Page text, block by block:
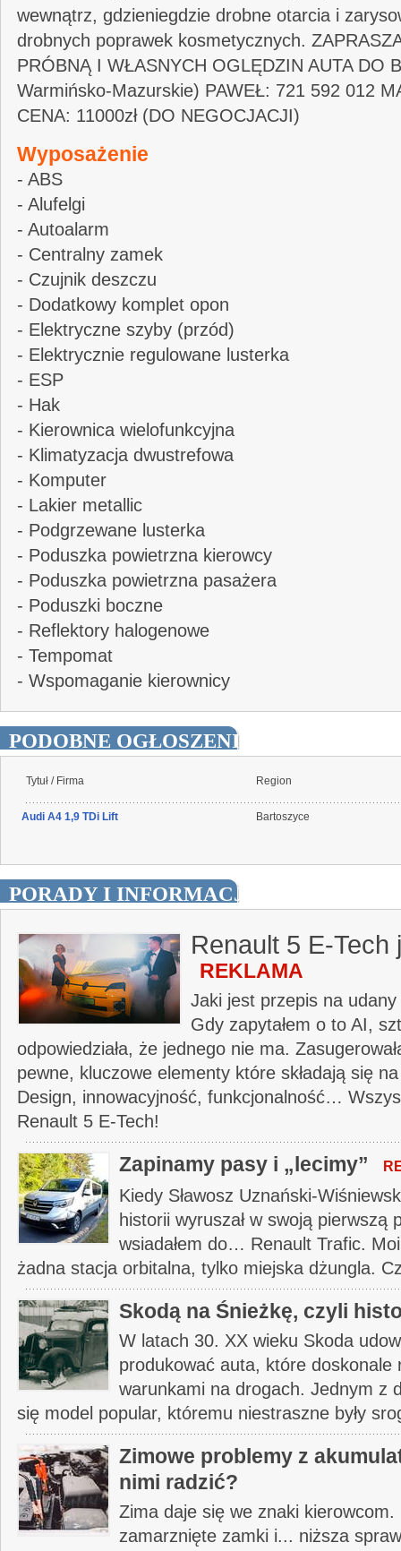
wewnątrz, gdzieniegdzie drobne otarcia i
drobnych poprawek kosmetycznych.
PRÓBNĄ I WŁASNYCH OGLĘDZIN AUTA DO
Warmińsko-Mazurskie) PAWEŁ: 721 592 012
CENA: 11000zł (DO NEGOCJACJI)
Wyposażenie
- ABS
- Alufelgi
- Autoalarm
- Centralny zamek
- Czujnik deszczu
- Dodatkowy komplet opon
- Elektryczne szyby (przód)
- Elektrycznie regulowane lusterka
- ESP
- Hak
- Kierownica wielofunkcyjna
- Klimatyzacja dwustrefowa
- Komputer
- Lakier metallic
- Podgrzewane lusterka
- Poduszka powietrzna kierowcy
- Poduszka powietrzna pasażera
- Poduszki boczne
- Reflektory halogenowe
- Tempomat
- Wspomaganie kierownicy
PODOBNE OGŁOSZENIA
Tytuł / Firma Region
Audi A4 1,9 TDi Lift Bartoszyce
PORADY I INFORMACJE
Renault 5 E-
REKLAMA
Jaki jest przepis na
Gdy zapytałem o to AI,
odpowiedziała, że jednego nie ma.
pewne, kluczowe elementy które składają się
Design, innowacyjność, funkcjonalność…
Renault 5 E-Tech!
Zapinamy pasy i „lecimy”
Kiedy Sławosz Uznański-
historii wyruszał w swoją pierwszą
wsiadałem do… Renault Trafic.
żadna stacja orbitalna, tylko miejska dżungla.
Skodą na Śnieżkę, czyli
W latach 30. XX wieku Skoda
produkować auta, które doskonale
warunkami na drogach. Jednym z
się model popular, któremu niestraszne były
Zimowe problemy z
nimi radzić?
Zima daje się we znaki kierowcom.
zamarznięte zamki i... niższa